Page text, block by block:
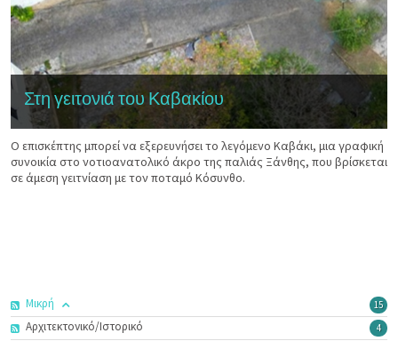
Στη γειτονιά του Καβακίου
Ο επισκέπτης μπορεί να εξερευνήσει το λεγόμενο Καβάκι, μια γραφική
συνοικία στο νοτιοανατολικό άκρο της παλιάς Ξάνθης, που βρίσκεται
σε άμεση γειτνίαση με τον ποταμό Κόσυνθο.
15
Μικρή
4
Αρχιτεκτονικό/Ιστορικό